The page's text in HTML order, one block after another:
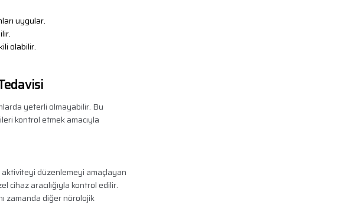
uygular.
olabilir.
yeterli olmayabilir. Bu
kontrol etmek amacıyla
düzenlemeyi amaçlayan
aracılığıyla kontrol edilir.
zamanda diğer nörolojik